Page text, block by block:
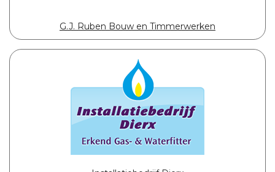
G.J. Ruben Bouw en Timmerwerken